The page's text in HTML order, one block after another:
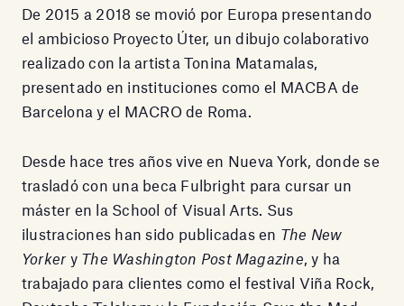
De 2015 a 2018 se movió por Europa presentando
el ambicioso Proyecto Úter, un dibujo colaborativo
realizado con la artista Tonina Matamalas,
presentado en instituciones como el MACBA de
Barcelona y el MACRO de Roma.
Desde hace tres años vive en Nueva York, donde se
trasladó con una beca Fulbright para cursar un
máster en la School of Visual Arts. Sus
ilustraciones han sido publicadas en The New
Yorkery The Washington Post Magazine, y ha
trabajado para clientes como el festival Viña Rock,